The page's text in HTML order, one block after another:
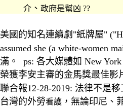
介 、 政府是幫凶 ??
美國的知名連續劇"紙牌屋"
assumed she (a white-women
滿 。 ps: 各大媒體如 New
榮獲李安主審的金馬獎最佳影
聯合報12-28-2019: 法律不是
台灣的外勞看護 ，無論印尼、